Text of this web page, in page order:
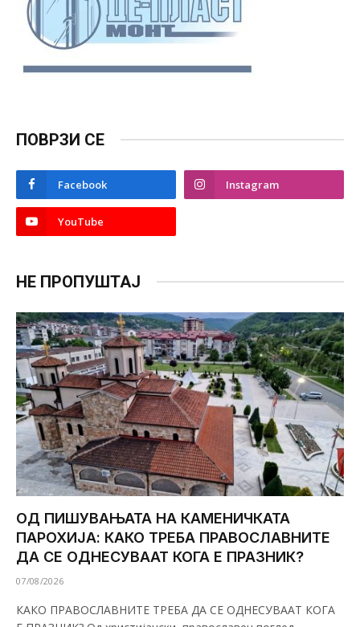
ПОВРЗИ СЕ
Facebook Instagram
YouTube
НЕ ПРОПУШТАЈ
ОД ПИШУВАЊАТА НА КАМЕНИЧКАТА
ПАРОХИЈА: КАКО ТРЕБА ПРАВОСЛАВНИТЕ
ДА СЕ ОДНЕСУВААТ КОГА Е ПРАЗНИК?
07/08/2026
КАКО ПРАВОСЛАВНИТЕ ТРЕБА ДА СЕ ОДНЕСУВААТ КОГА